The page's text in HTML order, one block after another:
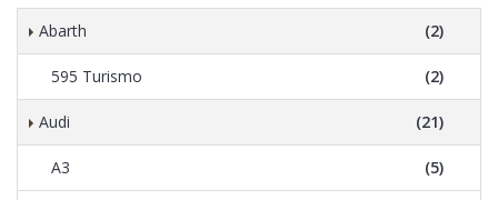
Abarth (2)
595 Turismo (2)
Audi (21)
A3 (5)